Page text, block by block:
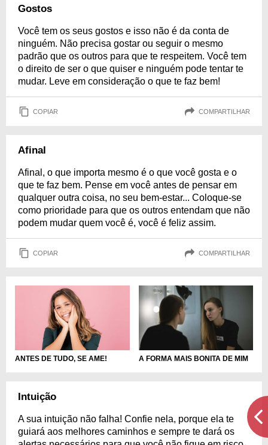
Gostos
Você tem os seus gostos e isso não é da conta de
ninguém. Não precisa gostar ou seguir o mesmo
padrão que os outros para que te respeitem. Você tem
o direito de ser o que quiser e ninguém pode tentar te
mudar. Leve em consideração o que te faz bem!
COPIAR COMPARTILHAR
Afinal
Afinal, o que importa mesmo é o que você gosta e o
que te faz bem. Pense em você antes de pensar em
qualquer outra coisa, no seu bem-estar... Coloque-se
como prioridade para que os outros entendam que não
podem mudar quem você é, você é feliz assim.
COPIAR COMPARTILHAR
ANTES DE TUDO, SE AME! A FORMA MAIS BONITA DE MIM
Intuição
A sua intuição não falha! Confie nela, porque ela te
guiará aos melhores caminhos e sempre te dará os